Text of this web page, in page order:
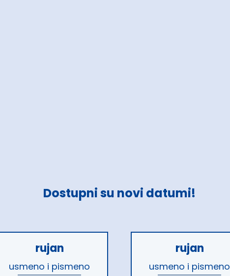
Dostupni su novi datumi!
rujan
usmeno i pismeno
rujan
usmeno i pismeno